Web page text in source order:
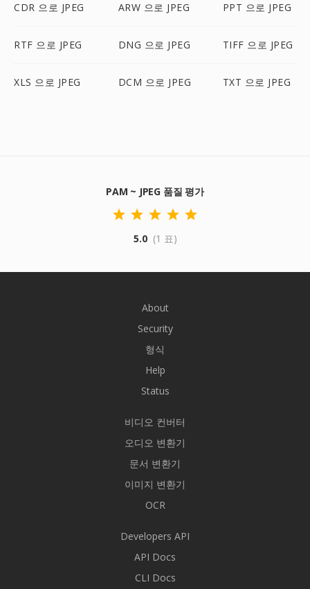
CDR 으로 JPEG ARW 으로 JPEG PPT 으로 JPEG
RTF 으로 JPEG DNG 으로 JPEG TIFF 으로 JPEG
XLS 으로 JPEG DCM 으로 JPEG TXT 으로 JPEG
PAM ~ JPEG 품질 평가
5.0 (1 표)
About
Security
형식
Help
Status
비디오 컨버터
오디오 변환기
문서 변환기
이미지 변환기
OCR
Developers API
API Docs
CLI Docs